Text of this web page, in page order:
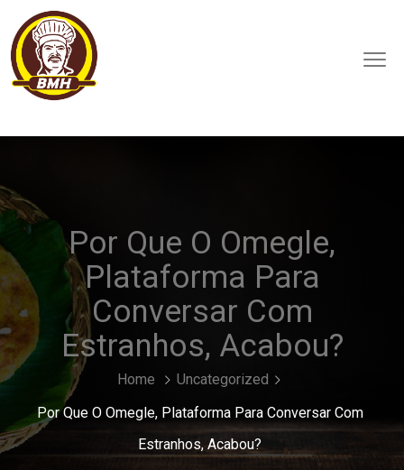
Por Que O Omegle,
Plataforma Para
Conversar Com
Estranhos, Acabou?
Home
Uncategorized
Por Que O Omegle, Plataforma Para Conversar Com
Estranhos, Acabou?